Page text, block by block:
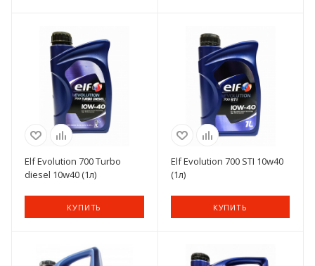
Elf Evolution 700 Turbo
diesel 10w40 (1л)
КУПИТЬ
Elf Evolution 700 STI 10w40
(1л)
КУПИТЬ